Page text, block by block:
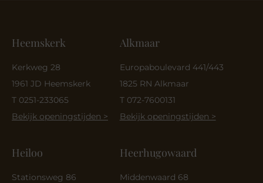
Heemskerk
Kerkweg 28
1961 JD Heemskerk
T 0251-233065
Bekijk openingstijden >
Heiloo
Stationsweg 86
Alkmaar
Europaboulevard 441/443
1825 RN Alkmaar
T 072-7600131
Bekijk openingstijden >
Heerhugowaard
Middenwaard 68